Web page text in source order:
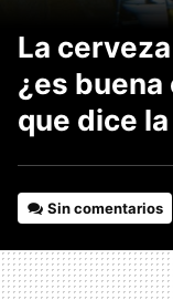
La
¿es buena
que dice
Sin comentarios